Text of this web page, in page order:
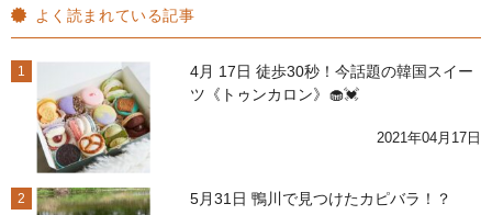
よく読まれている記事
1
4月 17日 徒歩30秒！今話題の韓国スイー
ツ《トゥンカロン》🧁💓
2021年04月17日
2 5月31日 鴨川で見つけたカピバラ！？